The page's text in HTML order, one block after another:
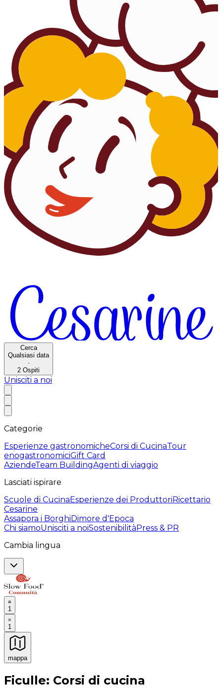
Cerca
Qualsiasi data
·
2 Ospiti
Unisciti a noi
Categorie
Esperienze gastronomicheCorsi di CucinaTour
enogastronomiciGift Card
AziendeTeam BuildingAgenti di viaggio
Lasciati ispirare
Scuole di CucinaEsperienze dei ProduttoriRicettario
Cesarine
Assapora i BorghiDimore d'Epoca
Chi siamoUnisciti a noiSostenibilitàPress & PR
Cambia lingua
1
1
mappa
Esperienze culinarie indimenticabili: Esperienze
Ficulle: Corsi di cucina